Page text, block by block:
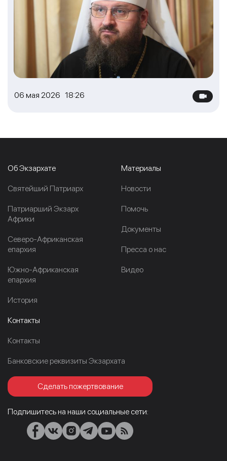
06 мая 2026 18:26
Об Экзархате
Cвятейший Патриарх
Патриарший Экзарх
Африки
Северо-Африканская
епархия
Южно-Африканская
епархия
История
Материалы
Новости
Помочь
Документы
Пресса о нас
Видео
Контакты
Контакты
Банковские реквизиты Экзархата
Сделать пожертвование
Подпишитесь на наши социальные сети: